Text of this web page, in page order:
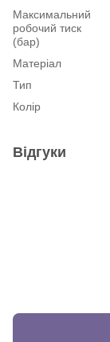
Максимальний
робочий тиск
(бар)
Матеріал
Тип
Колір
Відгуки